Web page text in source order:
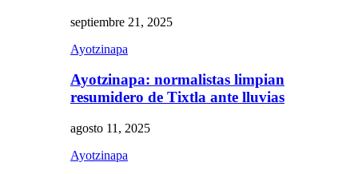
septiembre 21, 2025
Ayotzinapa
Ayotzinapa: normalistas limpian
resumidero de Tixtla ante lluvias
agosto 11, 2025
Ayotzinapa